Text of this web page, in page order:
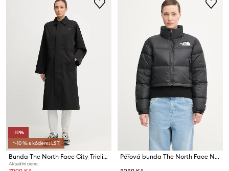
-11%
*-10 % s kódem: LST
Bunda The North Face City Triclimate
Aktuální cena:
Péřová bunda The North Face Nuptse